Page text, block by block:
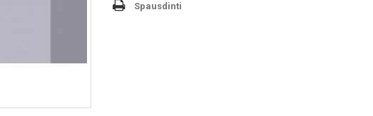
Spausdinti